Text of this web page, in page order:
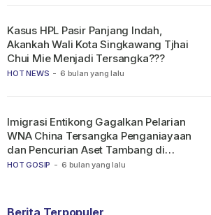
HOT NEWS - 6 bulan yang lalu
Kasus HPL Pasir Panjang Indah,
Akankah Wali Kota Singkawang Tjhai
Chui Mie Menjadi Tersangka???
HOT GOSIP - 6 bulan yang lalu
Imigrasi Entikong Gagalkan Pelarian
WNA China Tersangka Penganiayaan
dan Pencurian Aset Tambang di
Ketapang
Berita Terpopuler